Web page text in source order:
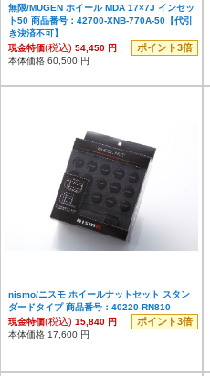
無限/MUGEN ホイール MDA 17×7J インセッ
ト50 商品番号：42700-XNB-770A-50【代引
き決済不可】
現金特価(税込) 54,450 円 ポイント3倍
本体価格 60,500 円
nismo/ニスモ ホイールナットセット スタン
ダードタイプ 商品番号：40220-RN810
現金特価(税込) 15,840 円 ポイント3倍
本体価格 17,600 円